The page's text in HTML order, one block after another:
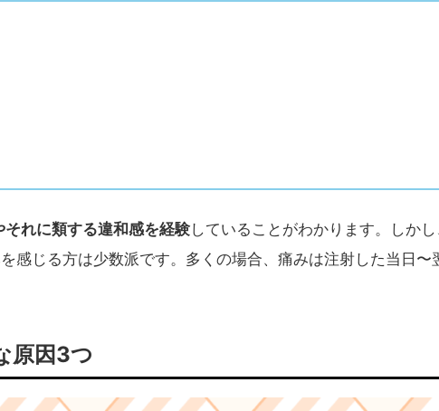
れに類する違和感を経験していることがわかります。しか
感じる方は少数派です。多くの場合、痛みは注射した当日
原因3つ